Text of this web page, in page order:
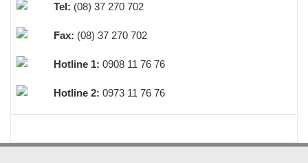
Tel: (08) 37 270 702
Fax: (08) 37 270 702
Hotline 1: 0908 11 76 76
Hotline 2: 0973 11 76 76